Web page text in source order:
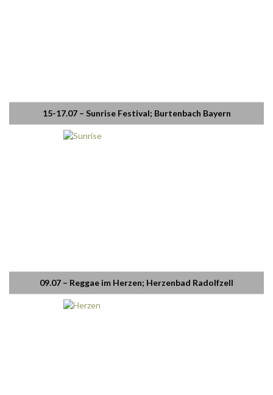
15-17.07 – Sunrise Festival; Burtenbach Bayern
09.07 – Reggae im Herzen; Herzenbad Radolfzell